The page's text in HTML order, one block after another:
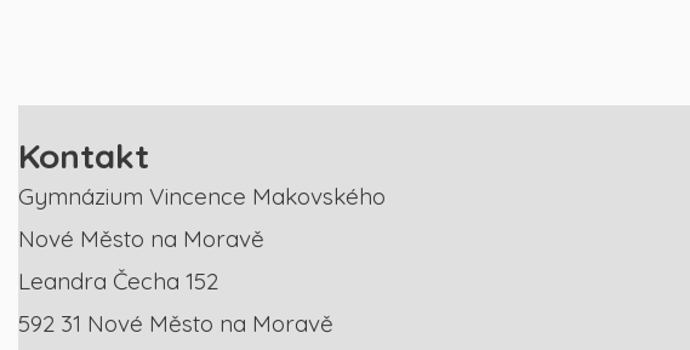
Kontakt
Gymnázium Vincence Makovského
Nové Město na Moravě
Leandra Čecha 152
592 31 Nové Město na Moravě